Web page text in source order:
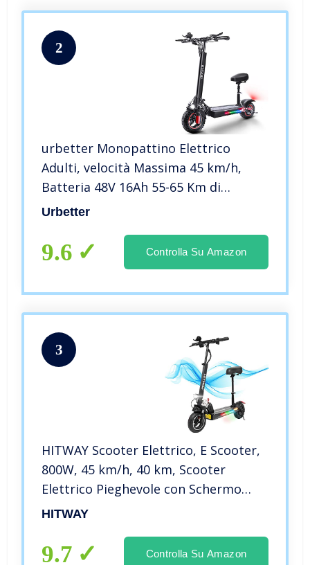
2
urbetter Monopattino Elettrico
Adulti, velocità Massima 45 km/h,
Batteria 48V 16Ah 55-65 Km di
Autonomia, Ruote da 10″, Motore
con Sella – M4 PRO
Urbetter
9.6 Controlla Su Amazon
3
HITWAY Scooter Elettrico, E Scooter,
800W, 45 km/h, 40 km, Scooter
Elettrico Pieghevole con Schermo
LCD Batteria agli ioni di Litio da 10
HITWAY
9.7 Controlla Su Amazon